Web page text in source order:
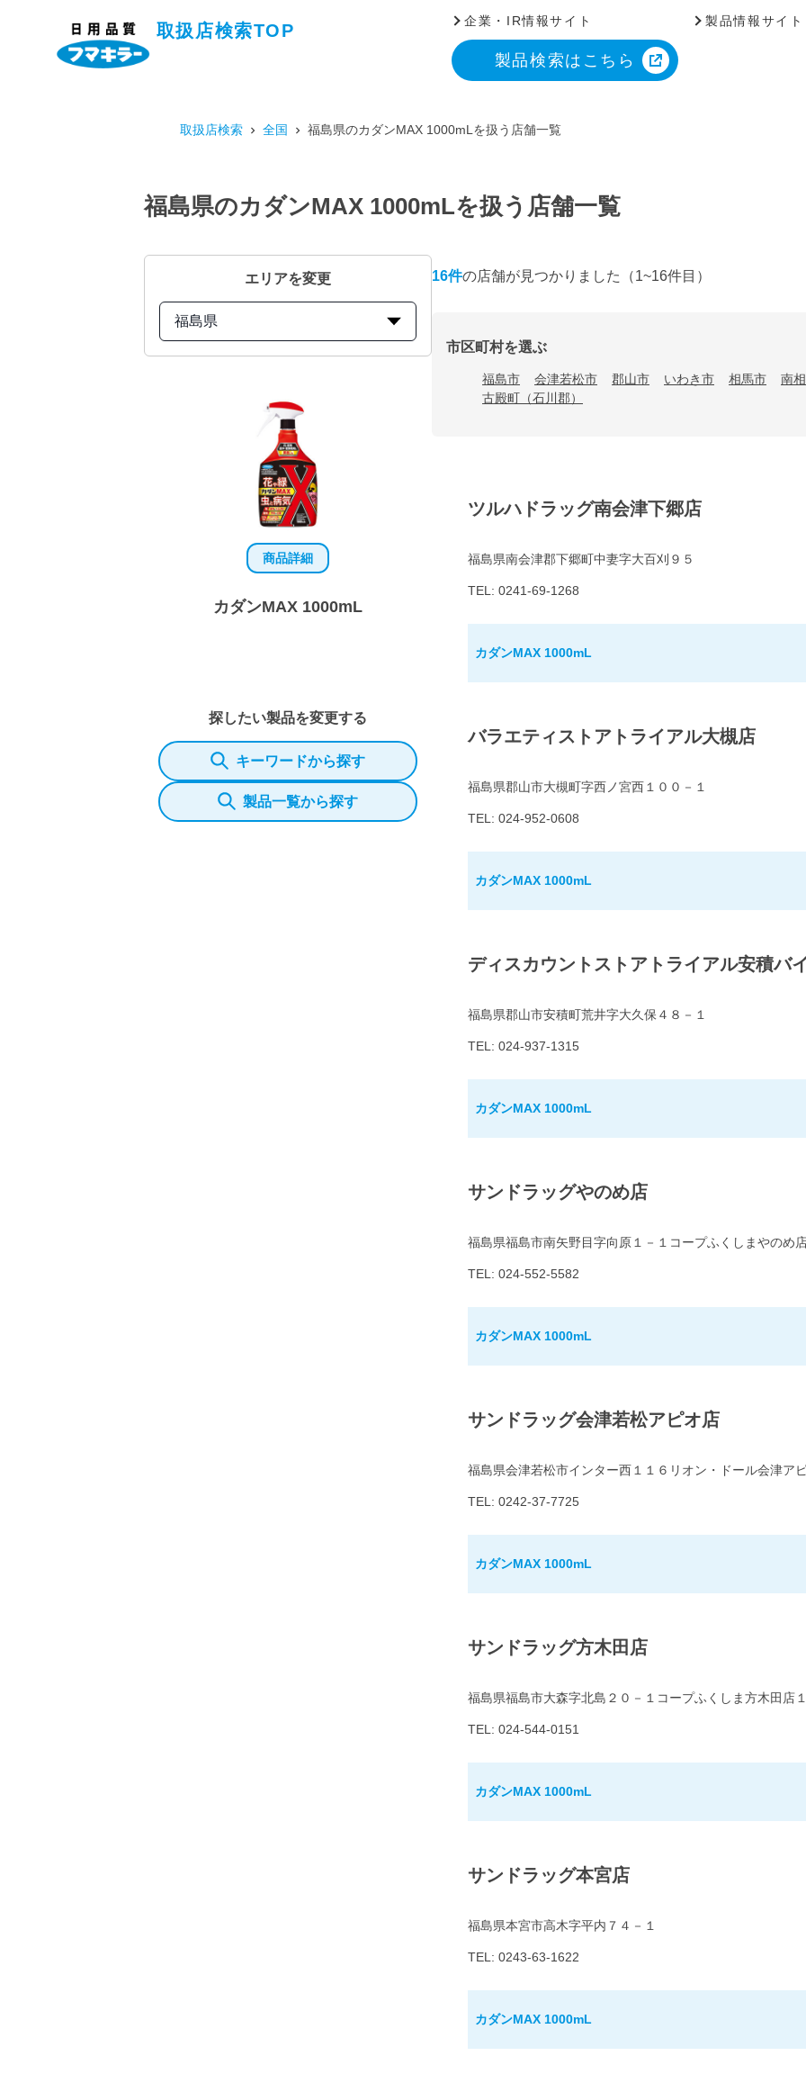
取扱店検索TOP
企業・IR情報サイト 製品情報サイト
製品検索はこちら
取扱店検索 全国 福島県のカダンMAX 1000mLを扱う店舗一覧
福島県のカダンMAX 1000mLを扱う店舗一覧
エリアを変更
福島県
商品詳細
カダンMAX 1000mL
探したい製品を変更する
キーワードから探す
製品一覧から探す
16件の店舗が見つかりました （1~16件目）
市区町村を選ぶ
福島市 会津若松市 郡山市 いわき市 相馬市
南
古殿町（石川郡）
ツルハドラッグ南会津下郷店
福島県南会津郡下郷町中妻字大百刈９５
TEL: 0241-69-1268
カダンMAX 1000mL
バラエティストアトライアル大槻店
福島県郡山市大槻町字西ノ宮西１００－１
TEL: 024-952-0608
カダンMAX 1000mL
ディスカウントストアトライアル安積バ
福島県郡山市安積町荒井字大久保４８－１
TEL: 024-937-1315
カダンMAX 1000mL
サンドラッグやのめ店
福島県福島市南矢野目字向原１－１コープふくしまやのめ
TEL: 024-552-5582
カダンMAX 1000mL
サンドラッグ会津若松アピオ店
福島県会津若松市インター西１１６リオン・ドール会津ア
TEL: 0242-37-7725
カダンMAX 1000mL
サンドラッグ方木田店
福島県福島市大森字北島２０－１コープふくしま方木田店
TEL: 024-544-0151
カダンMAX 1000mL
サンドラッグ本宮店
福島県本宮市高木字平内７４－１
TEL: 0243-63-1622
カダンMAX 1000mL